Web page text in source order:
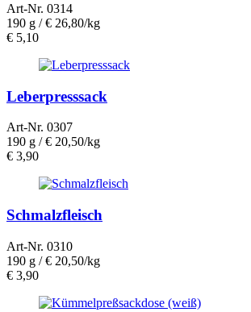
Art-Nr. 0314
190 g /€ 26,80/kg
€ 5,10
Leberpresssack
Art-Nr. 0307
190 g /€ 20,50/kg
€ 3,90
Schmalzfleisch
Art-Nr. 0310
190 g /€ 20,50/kg
€ 3,90